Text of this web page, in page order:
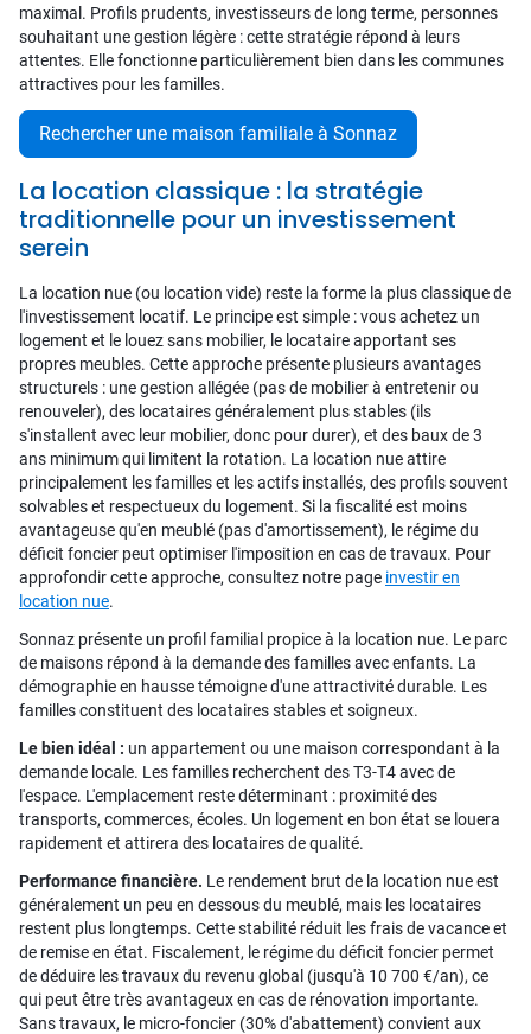
maximal. Profils prudents, investisseurs de long terme, personnes
souhaitant une gestion légère : cette stratégie répond à leurs
attentes. Elle fonctionne particulièrement bien dans les communes
attractives pour les familles.
Rechercher une maison familiale à Sonnaz
La location classique : la stratégie
traditionnelle pour un investissement
serein
La location nue (ou location vide) reste la forme la plus classique de
l'investissement locatif. Le principe est simple : vous achetez un
logement et le louez sans mobilier, le locataire apportant ses
propres meubles. Cette approche présente plusieurs avantages
structurels : une gestion allégée (pas de mobilier à entretenir ou
renouveler), des locataires généralement plus stables (ils
s'installent avec leur mobilier, donc pour durer), et des baux de 3
ans minimum qui limitent la rotation. La location nue attire
principalement les familles et les actifs installés, des profils souvent
solvables et respectueux du logement. Si la fiscalité est moins
avantageuse qu'en meublé (pas d'amortissement), le régime du
déficit foncier peut optimiser l'imposition en cas de travaux. Pour
approfondir cette approche, consultez notre page investir en
location nue.
Sonnaz présente un profil familial propice à la location nue. Le parc
de maisons répond à la demande des familles avec enfants. La
démographie en hausse témoigne d'une attractivité durable. Les
familles constituent des locataires stables et soigneux.
Le bien idéal : un appartement ou une maison correspondant à la
demande locale. Les familles recherchent des T3-T4 avec de
l'espace. L'emplacement reste déterminant : proximité des
transports, commerces, écoles. Un logement en bon état se louera
rapidement et attirera des locataires de qualité.
Performance financière. Le rendement brut de la location nue est
généralement un peu en dessous du meublé, mais les locataires
restent plus longtemps. Cette stabilité réduit les frais de vacance et
de remise en état. Fiscalement, le régime du déficit foncier permet
de déduire les travaux du revenu global (jusqu'à 10 700 €/an), ce
qui peut être très avantageux en cas de rénovation importante.
Sans travaux, le micro-foncier (30% d'abattement) convient aux